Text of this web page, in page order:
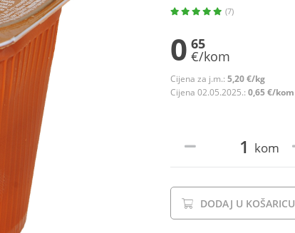
(7)
0 65
€/kom
Cijena za j.m.: 5,20 €/kg
Cijena 02.05.2025.: 0,65 €/kom
kom
DODAJ U KOŠARICU